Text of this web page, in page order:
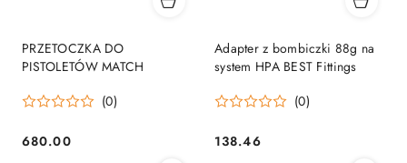
PRZETOCZKA DO
PISTOLETÓW MATCH
(0)
Cena:
680.00
Adapter z bombiczki 88g na
system HPA BEST Fittings
(0)
Cena:
138.46